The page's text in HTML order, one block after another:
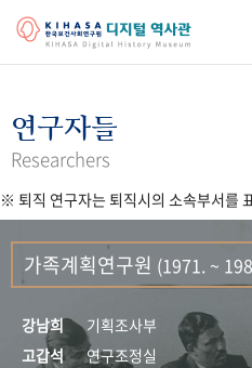
걸어온 길 기관 변천사
연구 역사
정책과 연구 키워드로 보는 연
간행물 변천사
기록물 아카이브
연구자들
Researchers
※ 퇴직 연구자는 퇴직시의 소속부서를
가족계획연구원 (1971. ~
강남희
기획조사부
고갑석
연구조정실